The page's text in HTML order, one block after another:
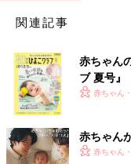
関連記事
赤ちゃん
ブ 夏号』
く！ おっ
赤ちゃん
赤ちゃん
赤ちゃん